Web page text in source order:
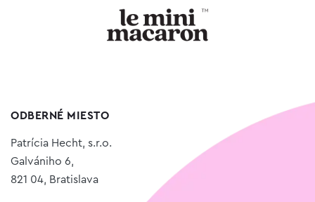
ODBERNÉ MIESTO
Patrícia Hecht, s.r.o.
Galvániho 6,
821 04, Bratislava